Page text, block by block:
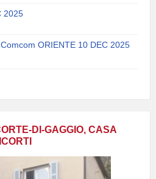
2025
ORIENTE 10 DEC 2025
DI-GAGGIO, CASA